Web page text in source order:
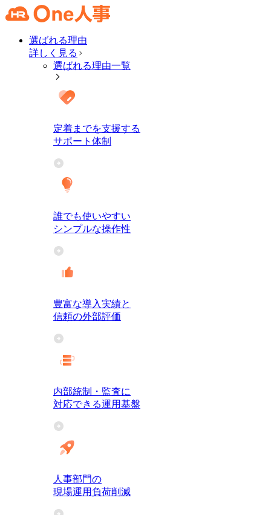
選ばれる理由
詳しく見る
選ばれる理由一覧
定着までを支援する
サポート体制
誰でも使いやすい
シンプルな操作性
豊富な導入実績と
信頼の外部評価
内部統制・監査に
対応できる運用基盤
人事部門の
現場運用負荷削減